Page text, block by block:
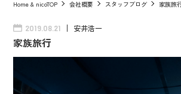
Home & nicoTOP 会社概要 スタッフブログ 家族旅
2019.08.21 安井浩一
家族旅行